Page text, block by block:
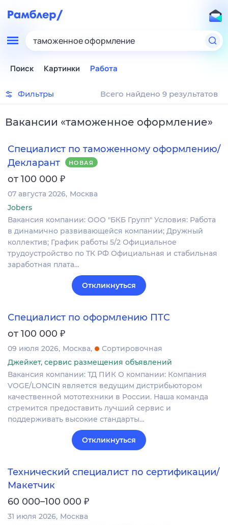
таможенное оформление
Поиск Картинки Работа
Фильтры Всего найдено 9 результатов
Вакансии «таможенное оформление»
Специалист по таможенному оформлению/
Декларант
НОВАЯ
от 100 000 ₽
07 августа 2026 Москва
Jobers
Вакансия компании: ООО "БКБ Групп" Условия: Работа
в динамично развивающейся компании; Дружный
коллектив; График работы 5/2 Официальное
трудоустройство по ТК РФ Официальная и стабильная
заработная плата…
Откликнуться
Специалист по оформлению ПТС
от 100 000 ₽
09 июля 2026 Москва
Сортировочная
Джейкет, сервис размещения объявлений
Вакансия компании: ТД ПИК О компании: Компания
VOGE/LONCIN является ведущим дистрибьютором
качественной мототехники в России. Наша команда
стремится предоставить лучший сервис и
поддерживать высокие стандарты…
Откликнуться
Технический специалист по сертификации/
Макетчик
60 000–100 000 ₽
31 июля 2026 Москва